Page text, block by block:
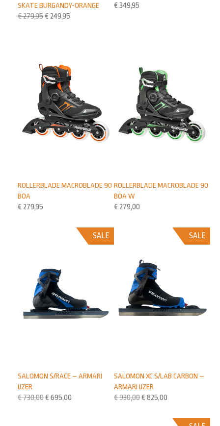
€ 349,95
SKATE BURGANDY-ORANGE
€279,95€ 249,95
ROLLERBLADE MACROBLADE 90
BOA W
€ 279,00
ROLLERBLADE MACROBLADE 90
BOA
€ 279,95
SALE
SALOMON XC S/LAB CARBON –
ARMARI IJZER
€930,00€ 825,00
SALE
SALOMON S/RACE – ARMARI
IJZER
€730,00€ 695,00